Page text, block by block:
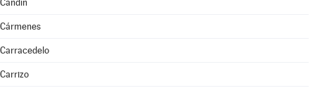
Candín
Cármenes
Carracedelo
Carrizo